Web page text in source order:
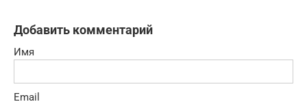
Добавить комментарий
Имя
Email